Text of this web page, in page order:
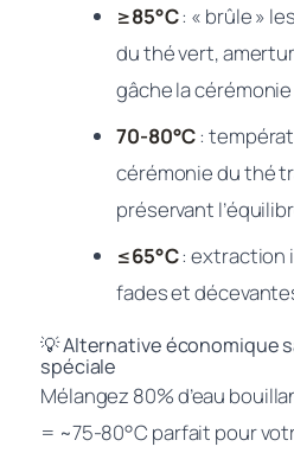
≥85°C: « brûle »
du thé vert,
gâche la cérémonie
70-80°C:
cérémonie du thé
préservant
≤65°C: extraction
fades et
💡 Alternative économique
spéciale
Mélangez 80% d’eau
= ~75-80°C parfait pour